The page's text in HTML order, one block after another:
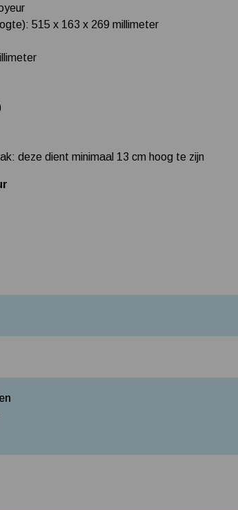
515 x 163 x 269 millimeter
deze dient minimaal 13 cm hoog te zijn